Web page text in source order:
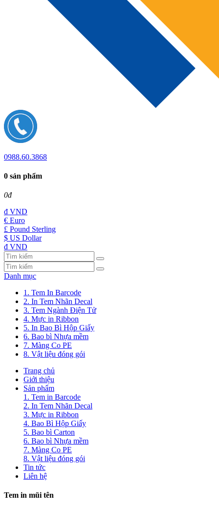
0988.60.3868
0 sản phẩm
0đ
đ VND
€ Euro
£ Pound Sterling
$ US Dollar
đ VND
Danh mục
1. Tem In Barcode
2. In Tem Nhãn Decal
3. Tem Ngành Điện Tử
4. Mực in Ribbon
5. In Bao Bì Hộp Giấy
6. Bao bì Nhựa mềm
7. Màng Co PE
8. Vật liệu đóng gói
Trang chủ
Giới thiệu
Sản phẩm
1. Tem in Barcode
2. In Tem Nhãn Decal
3. Mực in Ribbon
4. Bao Bì Hộp Giấy
5. Bao bì Carton
6. Bao bì Nhựa mềm
7. Màng Co PE
8. Vật liệu đóng gói
Tin tức
Liên hệ
Tem in mũi tên